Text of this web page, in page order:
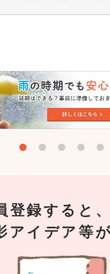
登録すると
アイデア等